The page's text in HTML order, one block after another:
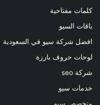
كلمات مفتاحية
باقات السيو
افضل شركة سيو في السعودية
لوحات حروف بارزة
شركة seo
خدمات سيو